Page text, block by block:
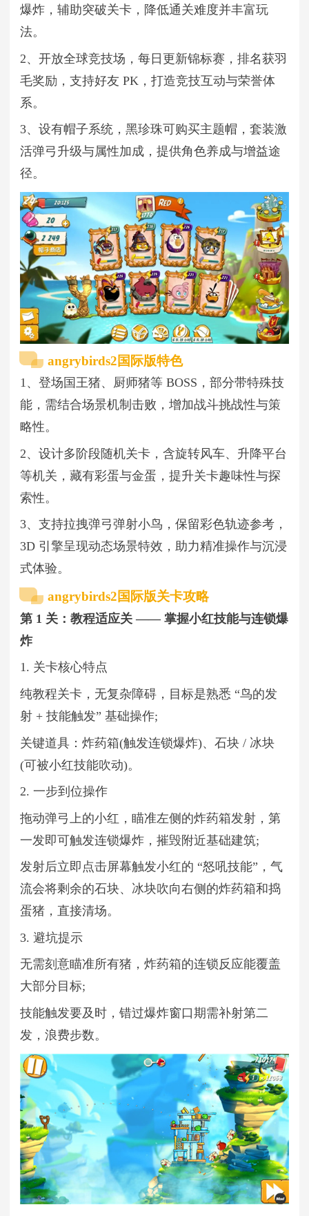
爆炸，辅助突破关卡，降低通关难度并丰富玩
法。
2、开放全球竞技场，每日更新锦标赛，排名获羽
毛奖励，支持好友 PK，打造竞技互动与荣誉体
系。
3、设有帽子系统，黑珍珠可购买主题帽，套装激
活弹弓升级与属性加成，提供角色养成与增益途
径。
angrybirds2国际版特色
1、登场国王猪、厨师猪等 BOSS，部分带特殊技
能，需结合场景机制击败，增加战斗挑战性与策
略性。
2、设计多阶段随机关卡，含旋转风车、升降平台
等机关，藏有彩蛋与金蛋，提升关卡趣味性与探
索性。
3、支持拉拽弹弓弹射小鸟，保留彩色轨迹参考，
3D 引擎呈现动态场景特效，助力精准操作与沉浸
式体验。
angrybirds2国际版关卡攻略
第 1 关：教程适应关 —— 掌握小红技能与连锁爆
炸
1. 关卡核心特点
纯教程关卡，无复杂障碍，目标是熟悉 “鸟的发
射 + 技能触发” 基础操作;
关键道具：炸药箱(触发连锁爆炸)、石块 / 冰块
(可被小红技能吹动)。
2. 一步到位操作
拖动弹弓上的小红，瞄准左侧的炸药箱发射，第
一发即可触发连锁爆炸，摧毁附近基础建筑;
发射后立即点击屏幕触发小红的 “怒吼技能”，气
流会将剩余的石块、冰块吹向右侧的炸药箱和捣
蛋猪，直接清场。
3. 避坑提示
无需刻意瞄准所有猪，炸药箱的连锁反应能覆盖
大部分目标;
技能触发要及时，错过爆炸窗口期需补射第二
发，浪费步数。